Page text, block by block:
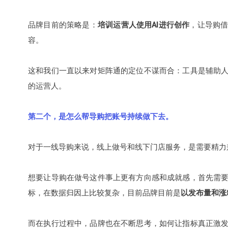
品牌目前的策略是：培训运营人使用AI进行创作 ，让导购
容。
这和我们一直以来对矩阵通的定位不谋而合：工具是辅助
的运营人。
第二个，是怎么帮导购把账号持续做下去。
对于一线导购来说，线上做号和线下门店服务，是需要精
想要让导购在做号这件事上更有方向感和成就感，首先需
标，在数据归因上比较复杂，目前品牌目前是以发布量和
而在执行过程中，品牌也在不断思考，如何让指标真正激